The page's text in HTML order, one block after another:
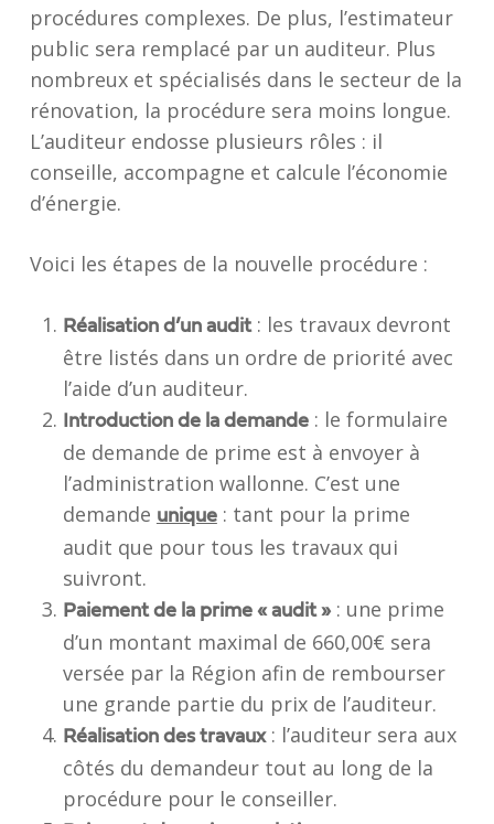
procédures complexes. De plus, l’estimateur
public sera remplacé par un auditeur. Plus
nombreux et spécialisés dans le secteur de la
rénovation, la procédure sera moins longue.
L’auditeur endosse plusieurs rôles : il
conseille, accompagne et calcule l’économie
d’énergie.
Voici les étapes de la nouvelle procédure :
Réalisation d’un audit: les travaux devront
être listés dans un ordre de priorité avec
l’aide d’un auditeur.
Introduction de la demande: le formulaire
de demande de prime est à envoyer à
l’administration wallonne. C’est une
demande unique: tant pour la prime
audit que pour tous les travaux qui
suivront.
Paiement de la prime « audit »: une prime
d’un montant maximal de 660,00€ sera
versée par la Région afin de rembourser
une grande partie du prix de l’auditeur.
Réalisation des travaux: l’auditeur sera aux
côtés du demandeur tout au long de la
procédure pour le conseiller.